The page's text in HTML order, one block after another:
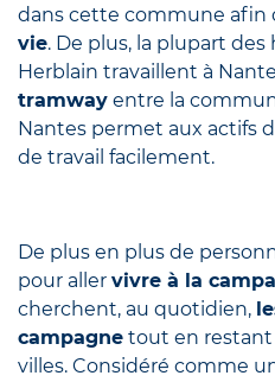
dans cette commune afin
vie. De plus, la plupart
Herblain travaillent à
tramway entre la
Nantes permet aux actifs
de travail facilement.
De plus en plus de
pour aller vivre à la
cherchent, au quotidien,
campagne tout en restant
villes. Considéré comme